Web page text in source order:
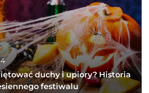
duchy i upiory? Historia
festiwalu